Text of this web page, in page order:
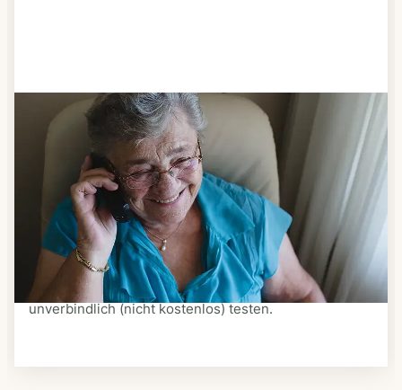
Schritt 3
Bestellen & liefern lassen
Suchen Sie sich aus dem Speiseplan Ihres Anbieters
aus, was Ihnen schmeckt. Bestellen Sie telefonisch,
schriftlich oder im Online-Shop Ihres Anbieters.
Ein Kurier liefert Ihnen das bestellte Essen zum
vereinbarten Zeitpunkt nach Hause. Bei vielen
Anbietern können Sie Essen auf Rädern auch
unverbindlich (nicht kostenlos) testen.